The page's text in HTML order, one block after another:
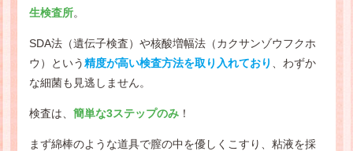
生検査所。
SDA法（遺伝子検査）や核酸増幅法（カクサンゾウフクホ
ウ）という精度が高い検査方法を取り入れており
、わずか
な細菌も見逃しません。
検査は、 簡単な3ステップのみ！
まず綿棒のような道具で膣の中を優しくこすり、粘液を採